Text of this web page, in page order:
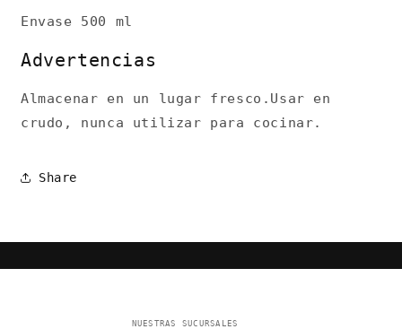
Envase 500 ml
Advertencias
Almacenar en un lugar fresco.Usar en
crudo, nunca utilizar para cocinar.
Share
NUESTRAS SUCURSALES